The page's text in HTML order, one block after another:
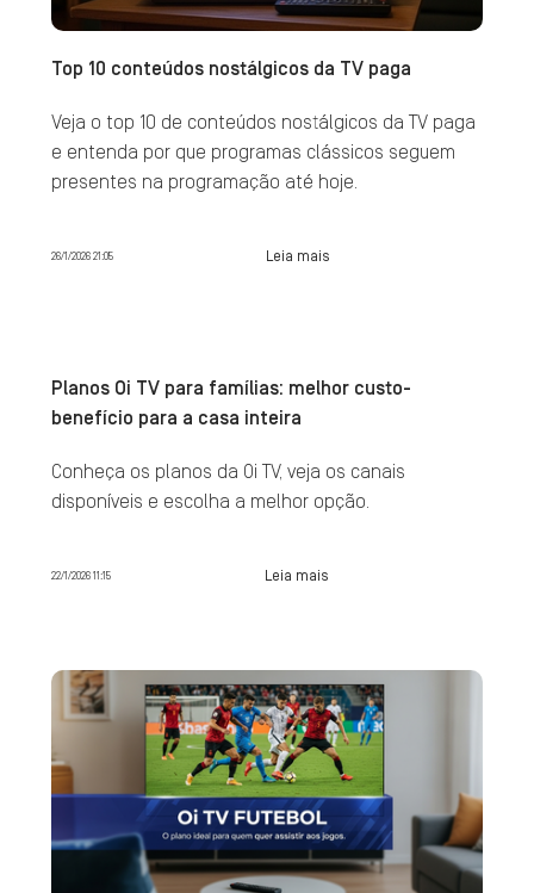
Top 10 conteúdos nostálgicos da TV paga
Veja o top 10 de conteúdos nostálgicos da TV paga
e entenda por que programas clássicos seguem
presentes na programação até hoje.
26/1/2026 21:05 Leia mais
Planos Oi TV para famílias: melhor custo-
benefício para a casa inteira
Conheça os planos da Oi TV, veja os canais
disponíveis e escolha a melhor opção.
22/1/2026 11:15 Leia mais